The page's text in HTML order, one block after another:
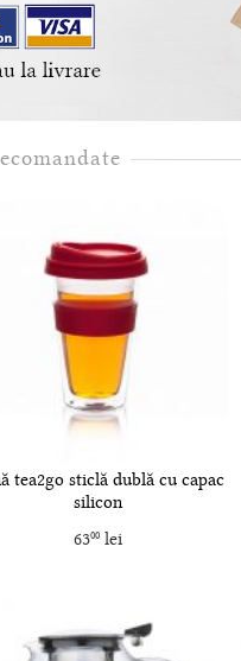
tea2go sticlă dublă cu capac
silicon
6300lei